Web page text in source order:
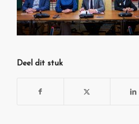
Deel dit stuk